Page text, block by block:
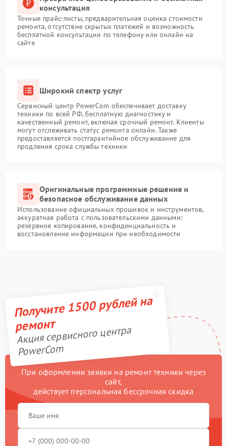
консультация
Точные прайс-листы, предварительная оценка стоимости
ремонта, отсутствие скрытых платежей и возможность
бесплатной консультации по телефону или онлайн на
сайте
Широкий спектр услуг
Сервисный центр PowerCom обеспечивает доставку
техники по всей РФ, бесплатную диагностику и
качественный ремонт, включая срочный ремонт. Клиенты
могут отслеживать статус ремонта онлайн. Также
предоставляется постгарантийное обслуживание для
продления срока службы техники
Оригинальные программные решение и
безопасное обслуживание данных
Использование официальных прошивок и инструментов,
аккуратная работа с пользовательскими данными:
резервное копирование, конфиденциальность и
восстановление информации при необходимости
Получите 1500 рублей на
ремонт
Акция сервисного центра
PowerCom
При оформлении заявки на ремонт техники через
сайт,
действует персональная бессрочная скидка